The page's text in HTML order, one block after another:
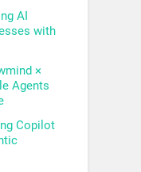
AI
with
×
Agents
Copilot